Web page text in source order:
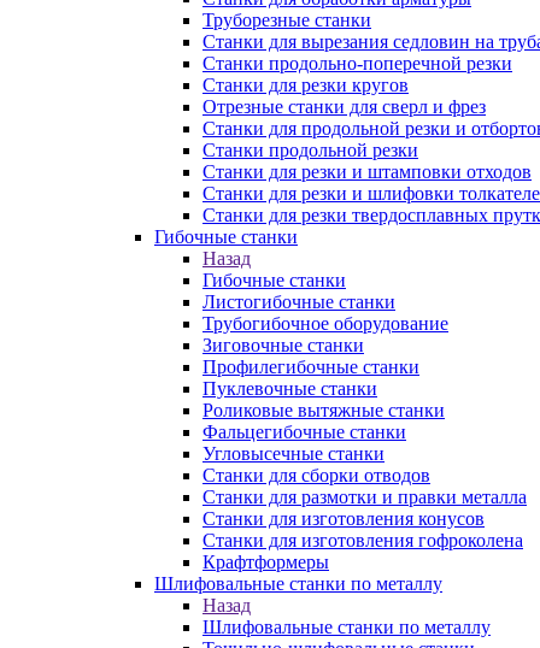
Труборезные станки
Станки для вырезания седловин на
Станки продольно-поперечной резки
Станки для резки кругов
Отрезные станки для сверл и фрез
Станки для продольной резки и
Станки продольной резки
Станки для резки и штамповки отходов
Станки для резки и шлифовки
Станки для резки твердосплавных
Гибочные станки
Назад
Гибочные станки
Листогибочные станки
Трубогибочное оборудование
Зиговочные станки
Профилегибочные станки
Пуклевочные станки
Роликовые вытяжные станки
Фальцегибочные станки
Угловысечные станки
Станки для сборки отводов
Станки для размотки и правки металла
Станки для изготовления конусов
Станки для изготовления гофроколена
Крафтформеры
Шлифовальные станки по металлу
Назад
Шлифовальные станки по металлу